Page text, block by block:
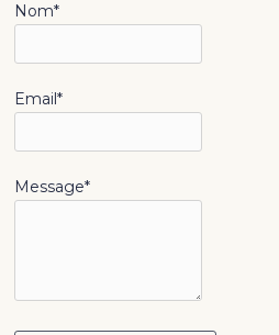
Nom*
Email*
Message*